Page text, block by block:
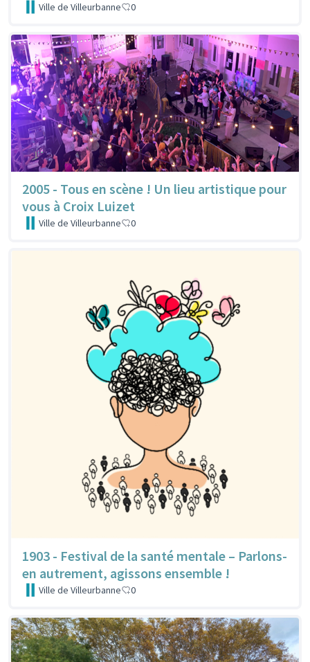
Ville de Villeurbanne 0
2005 - Tous en scène ! Un lieu artistique pour
vous à Croix Luizet
Ville de Villeurbanne 0
1903 - Festival de la santé mentale – Parlons-
en autrement, agissons ensemble !
Ville de Villeurbanne 0